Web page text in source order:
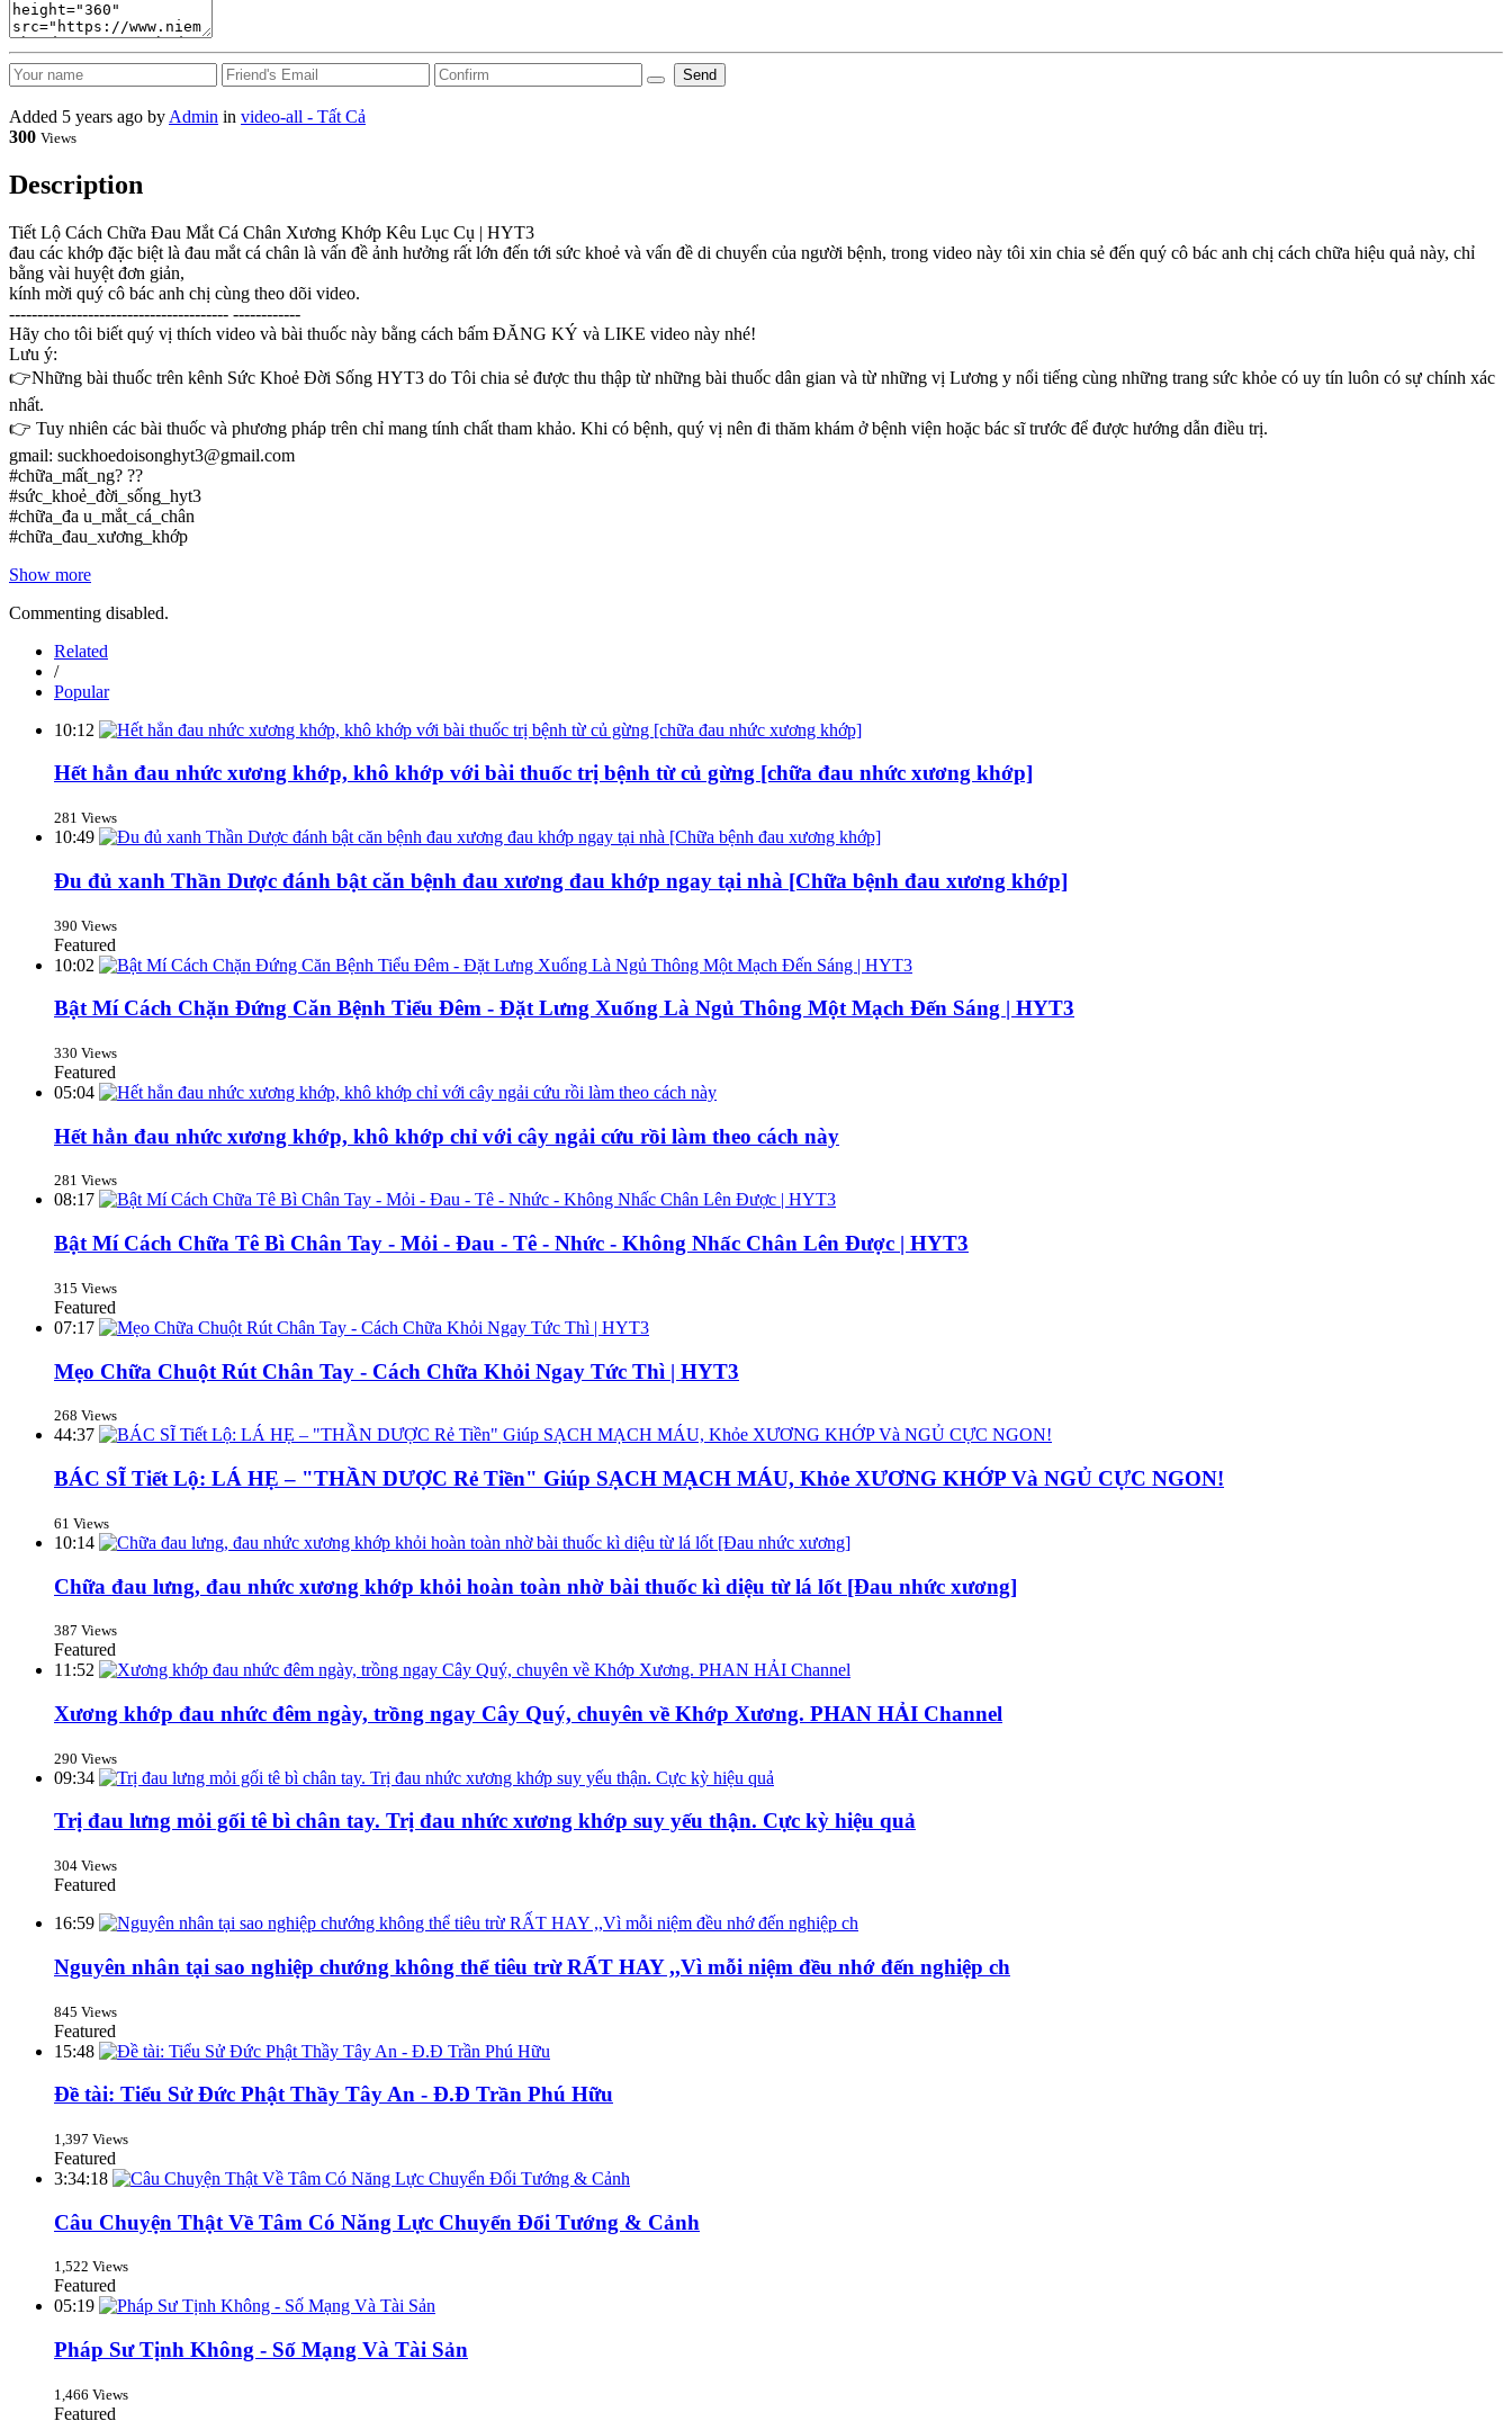
Send
Added 5 years ago by Admin in video-all - Tất Cả
300 Views
Description
Tiết Lộ Cách Chữa Đau Mắt Cá Chân Xương Khớp Kêu Lục Cụ | HYT3
đau các khớp đặc biệt là đau mắt cá chân là vấn đề ảnh hưởng rất lớn đến tới sức khoẻ và vấn đề di chuyển của người bệnh, trong video này tôi xin chia sẻ đến quý cô bác anh chị cách chữa hiệu quả này, chỉ
bằng vài huyệt đơn giản,
kính mời quý cô bác anh chị cùng theo dõi video.
--------------------------------------- ------------
Hãy cho tôi biết quý vị thích video và bài thuốc này bằng cách bấm ĐĂNG KÝ và LIKE video này nhé!
Lưu ý:
👉Những bài thuốc trên kênh Sức Khoẻ Đời Sống HYT3 do Tôi chia sẻ được thu thập từ những bài thuốc dân gian và từ những vị Lương y nổi tiếng cùng những trang sức khỏe có uy tín luôn có sự chính xác
nhất.
👉 Tuy nhiên các bài thuốc và phương pháp trên chỉ mang tính chất tham khảo. Khi có bệnh, quý vị nên đi thăm khám ở bệnh viện hoặc bác sĩ trước để được hướng dẫn điều trị.
gmail: suckhoedoisonghyt3@gmail.com
#chữa_mất_ng? ??
#sức_khoẻ_đời_sống_hyt3
#chữa_đa u_mắt_cá_chân
#chữa_đau_xương_khớp
Show more
Commenting disabled.
Related
/
Popular
10:12
Hết hẳn đau nhức xương khớp, khô khớp với bài thuốc trị bệnh từ củ gừng [chữa đau nhức xương khớp]
281 Views
10:49
Đu đủ xanh Thần Dược đánh bật căn bệnh đau xương đau khớp ngay tại nhà [Chữa bệnh đau xương khớp]
390 Views
Featured
10:02
Bật Mí Cách Chặn Đứng Căn Bệnh Tiểu Đêm - Đặt Lưng Xuống Là Ngủ Thông Một Mạch Đến Sáng | HYT3
330 Views
Featured
05:04
Hết hẳn đau nhức xương khớp, khô khớp chỉ với cây ngải cứu rồi làm theo cách này
281 Views
08:17
Bật Mí Cách Chữa Tê Bì Chân Tay - Mỏi - Đau - Tê - Nhức - Không Nhấc Chân Lên Được | HYT3
315 Views
Featured
07:17
Mẹo Chữa Chuột Rút Chân Tay - Cách Chữa Khỏi Ngay Tức Thì | HYT3
268 Views
44:37
BÁC SĨ Tiết Lộ: LÁ HẸ – "THẦN DƯỢC Rẻ Tiền" Giúp SẠCH MẠCH MÁU, Khỏe XƯƠNG KHỚP Và NGỦ CỰC NGON!
61 Views
10:14
Chữa đau lưng, đau nhức xương khớp khỏi hoàn toàn nhờ bài thuốc kì diệu từ lá lốt [Đau nhức xương]
387 Views
Featured
11:52
Xương khớp đau nhức đêm ngày, trồng ngay Cây Quý, chuyên về Khớp Xương. PHAN HẢI Channel
290 Views
09:34
Trị đau lưng mỏi gối tê bì chân tay. Trị đau nhức xương khớp suy yếu thận. Cực kỳ hiệu quả
304 Views
Featured
16:59
Nguyên nhân tại sao nghiệp chướng không thể tiêu trừ RẤT HAY ,,Vì mỗi niệm đều nhớ đến nghiệp ch
845 Views
Featured
15:48
Đề tài: Tiểu Sử Đức Phật Thầy Tây An - Đ.Đ Trần Phú Hữu
1,397 Views
Featured
3:34:18
Câu Chuyện Thật Về Tâm Có Năng Lực Chuyển Đổi Tướng & Cảnh
1,522 Views
Featured
05:19
Pháp Sư Tịnh Không - Số Mạng Và Tài Sản
1,466 Views
Featured